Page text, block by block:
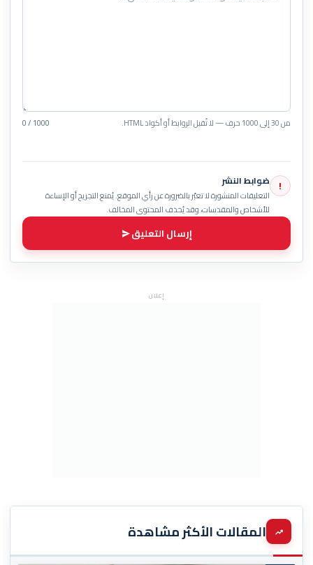
من 30 إلى 1000 حرف — لا تُقبل الروابط أو أكواد HTML. 0 / 1000
! ضوابط النشر
التعليقات المنشورة لا تعبّر بالضرورة عن رأي الموقع. يُمنع التجريح أو الإساءة
للأشخاص والمقدسات، وقد يُحذف المحتوى المخالف.
إرسال التعليق
إعلان
المقالات الأكثر مشاهدة